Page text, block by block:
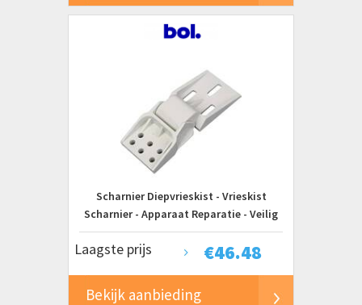
Scharnier Diepvrieskist - Vrieskist
Scharnier - Apparaat Reparatie - Veilig
ABS Materiaal - 2.8 x 8.8 x 2.8 cm - Wit
€46.48
Laagste prijs
Bekijk aanbieding